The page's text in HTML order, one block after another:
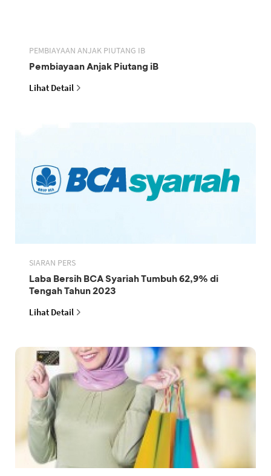
PEMBIAYAAN ANJAK PIUTANG IB
Pembiayaan Anjak Piutang iB
Lihat Detail
SIARAN PERS
Laba Bersih BCA Syariah Tumbuh 62,9% di
Tengah Tahun 2023
Lihat Detail